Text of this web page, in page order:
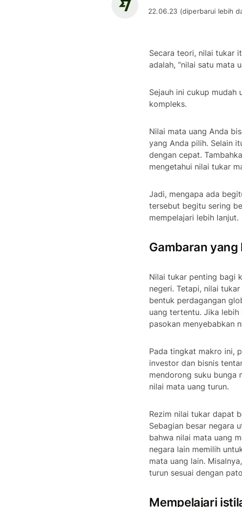
22.06.23 (diperbarui lebih
Secara teori, nilai tukar
adalah, “nilai satu mata
Sejauh ini cukup mudah
kompleks.
Nilai mata uang Anda
yang Anda pilih. Selain
dengan cepat.
mengetahui nilai tukar
Jadi, mengapa ada
tersebut begitu sering
mempelajari lebih lanjut.
Gambaran yang
Nilai tukar penting bagi
negeri. Tetapi, nilai
bentuk perdagangan
uang tertentu. Jika lebih
pasokan menyebabkan
Pada tingkat makro ini,
investor dan bisnis
mendorong suku bunga
nilai mata uang turun.
Rezim nilai tukar dapat
Sebagian besar negara
bahwa nilai mata uang
negara lain memilih
mata uang lain.
turun sesuai dengan
Mempelajari